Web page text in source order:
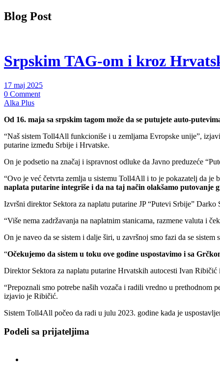
Blog Post
Srpskim TAG-om i kroz
17 maj 2025
0 Comment
Alka Plus
Od 16. maja sa srpskim tagom može da se putujete auto-
“Naš sistem Toll4All funkcioniše i u zemljama Evropske unije”,
putarine između Srbije i Hrvatske.
On je podsetio na značaj i ispravnost odluke da Javno preduzeće
“Ovo je već četvrta zemlja u sistemu Toll4All i to je pokazatelj da je
naplata putarine integriše i da na taj način olakšamo
Izvršni direktor Sektora za naplatu putarine JP “Putevi Srbije”
“Više nema zadržavanja na naplatnim stanicama, razmene valuta i
On je naveo da se sistem i dalje širi, u završnoj smo fazi da se sistem
“Očekujemo da sistem u toku ove godine uspostavimo i sa
Direktor Sektora za naplatu putarine Hrvatskih autocesti Ivan
“Prepoznali smo potrebe naših vozača i radili vredno u prethodnom
izjavio je Ribičić.
Sistem Toll4All počeo da radi u julu 2023. godine kada je
Podeli sa prijateljima